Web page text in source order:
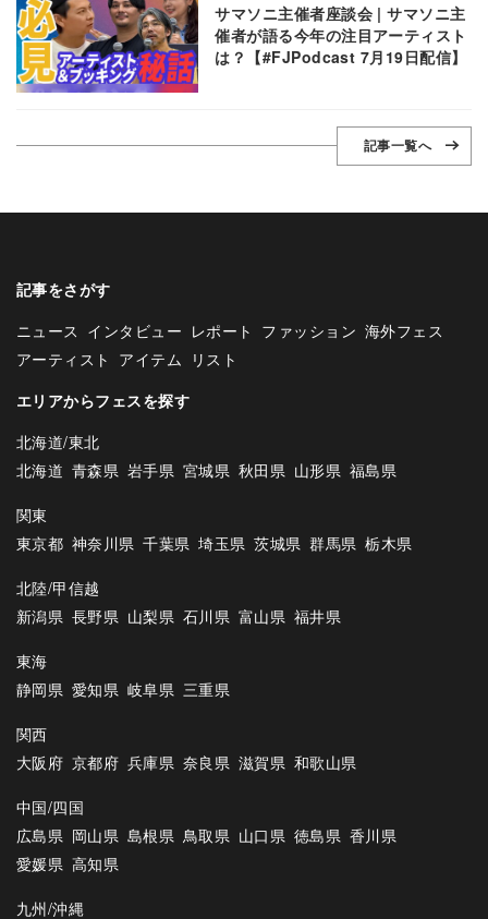
サマソニ主催者座談会 | サマソニ主
催者が語る今年の注目アーティスト
は？【#FJPodcast 7月19日配信】
記事一覧へ
記事をさがす
ニュース インタビュー レポート ファッション 海外フェス
アーティスト アイテム
リスト
エリアからフェスを探す
北海道/東北
北海道 青森県 岩手県 宮城県 秋田県 山形県 福島県
関東
東京都 神奈川県 千葉県 埼玉県 茨城県 群馬県 栃木県
北陸/甲信越
新潟県 長野県 山梨県 石川県 富山県 福井県
東海
静岡県 愛知県 岐阜県 三重県
関西
大阪府 京都府 兵庫県 奈良県 滋賀県 和歌山県
中国/四国
広島県 岡山県 島根県 鳥取県 山口県 徳島県 香川県
愛媛県 高知県
九州/沖縄